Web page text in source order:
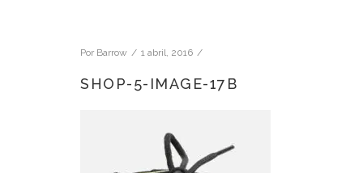
Por Barrow 1 abril, 2016
SHOP-5-IMAGE-17B